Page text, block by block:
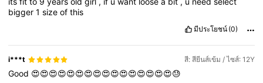
bigger1sizeofthis
มีประโยชน์ (0)
i***t สี: สียีนส์เข้ม / ไซส์: 12Y
Good 😍😍😍😍😍😍😍😍😍😍😍😍😍😍😍😍😓